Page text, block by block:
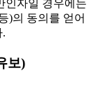
인자일 경우에는
)의 동의를 얻어
.
보)